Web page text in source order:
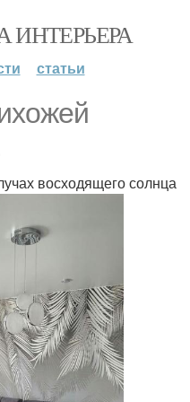
ИНТЕРЬЕРА
статьи
восходящего солнца